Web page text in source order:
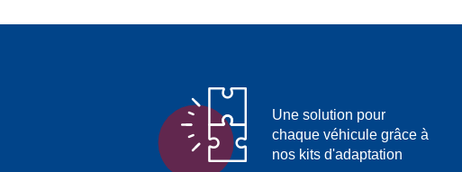
Une solution pour
chaque véhicule grâce à
nos kits d'adaptation